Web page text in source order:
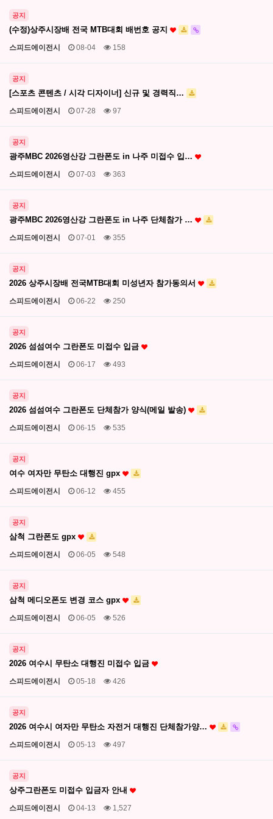
공지
(수정)상주시장배 전국 MTB대회 배번호 공지
스피드에이전시 08-04 158
공지
[스포츠 콘텐츠 / 시각 디자이너] 신규 및 경력직…
스피드에이전시 07-28 97
공지
광주MBC 2026영산강 그란폰도 in 나주 미접수 입…
스피드에이전시 07-03 363
공지
광주MBC 2026영산강 그란폰도 in 나주 단체참가 …
스피드에이전시 07-01 355
공지
2026 상주시장배 전국MTB대회 미성년자 참가동의서
스피드에이전시 06-22 250
공지
2026 섬섬여수 그란폰도 미접수 입금
스피드에이전시 06-17 493
공지
2026 섬섬여수 그란폰도 단체참가 양식(메일 발송)
스피드에이전시 06-15 535
공지
여수 여자만 무탄소 대행진 gpx
스피드에이전시 06-12 455
공지
삼척 그란폰도 gpx
스피드에이전시 06-05 548
공지
삼척 메디오폰도 변경 코스 gpx
스피드에이전시 06-05 526
공지
2026 여수시 무탄소 대행진 미접수 입금
스피드에이전시 05-18 426
공지
2026 여수시 여자만 무탄소 자전거 대행진 단체참가양…
스피드에이전시 05-13 497
공지
상주그란폰도 미접수 입금자 안내
스피드에이전시 04-13 1,527